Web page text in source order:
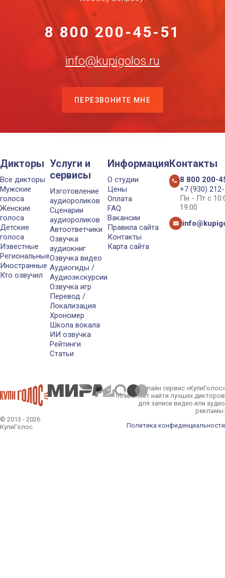
8 800 200-45-51
info@kupigolos.ru
ПЕРЕЗВОНИТЕ МНЕ
Дикторы
Все дикторы
Мужские
голоса
Женские
голоса
Детские
голоса
Известные
Региональные
Иностранные
Кто озвучил
Услуги и
сервисы
Изготовление
аудиороликов
Сценарии
аудиороликов
Автоответчики
Озвучка
аудиокниг
Озвучка видео
Аудиогиды /
Аудиоэкскурсии
Озвучка игр
Перевод /
Локализация
Хрономер
Школа вокала
ИИ озвучка
Рейтинги
Статьи
Информация
О студии
Цены
Оплата
FAQ
Вакансии
Правила сайта
Контакты
Карта сайта
Контакты
8 800 200-
+7 (930)
Пн - Пт с
19:00
© 2013 - 2026
КупиГолос
Онлайн сервис «КупиГолос»
позволяет найти лучших дикторов
для записи видео или аудио
рекламы.
Политика конфиденциальности